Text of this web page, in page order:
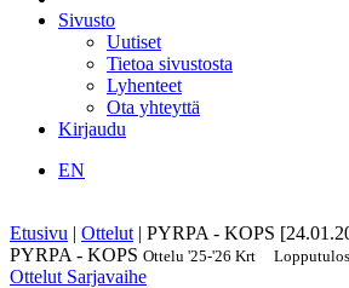
Sivusto
Uutiset
Tietoa sivustosta
Lyhenteet
Ota yhteyttä
Kirjaudu
EN
Etusivu | Ottelut | PYRPA - KOPS
PYRPA - KOPS Ottelu '25-'26 Krt Lopputulos
Ottelut Sarjavaihe